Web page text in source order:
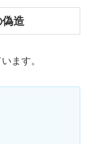
造
ます。